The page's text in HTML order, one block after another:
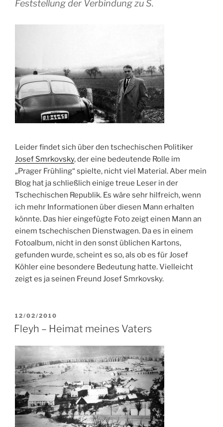
Feststellung der Verbindung zu S.
Leider findet sich über den tschechischen Politiker
Josef Smrkovsky, der eine bedeutende Rolle im
„Prager Frühling“ spielte, nicht viel Material. Aber mein
Blog hat ja schließlich einige treue Leser in der
Tschechischen Republik. Es wäre sehr hilfreich, wenn
ich mehr Informationen über diesen Mann erhalten
könnte. Das hier eingefügte Foto zeigt einen Mann an
einem tschechischen Dienstwagen. Da es in einem
Fotoalbum, nicht in den sonst üblichen Kartons,
gefunden wurde, scheint es so, als ob es für Josef
Köhler eine besondere Bedeutung hatte. Vielleicht
zeigt es ja seinen Freund Josef Smrkovsky.
VERÖFFENTLICHT
AM
12/02/2010
Fleyh – Heimat meines Vaters